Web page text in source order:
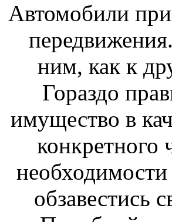
Автомобили
ним, как к
Гораздо
имущество в
конкретного
обзавестись